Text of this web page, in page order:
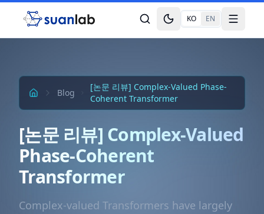
본문으로 건너뛰기
Toggle theme
KO EN Toggle
Blog
[논문 리뷰] Complex-Valued Phase-
Coherent Transformer
[논문 리뷰] Complex-Valued
Phase-Coherent
Transformer
Complex-valued Transformers have largely